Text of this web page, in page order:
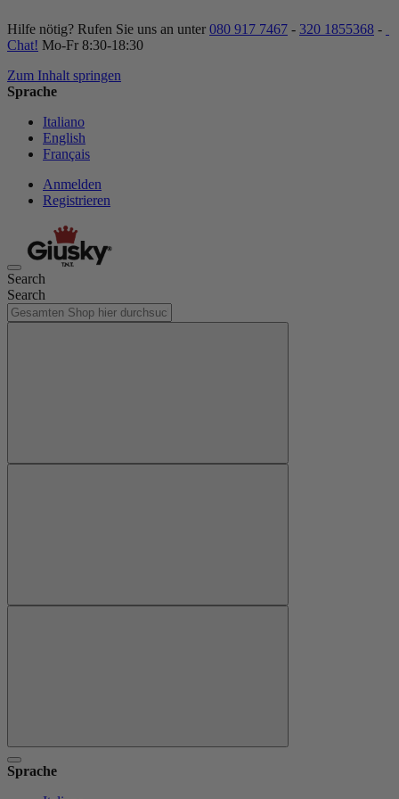
Hilfe nötig? Rufen Sie uns an unter 080 917 7467 - 320 1855368 -
Chat! Mo-Fr 8:30-18:30
Zum Inhalt springen
Sprache
Italiano
English
Français
Anmelden
Registrieren
Search
Search
Sprache